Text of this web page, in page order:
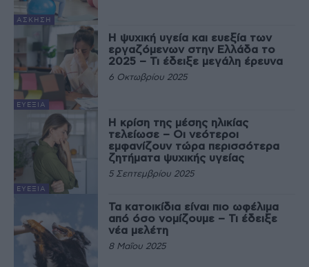
ΆΣΚΗΣΗ
ΕΥΕΞΊΑ
Η ψυχική υγεία και ευεξία των
εργαζόμενων στην Ελλάδα το
2025 – Τι έδειξε μεγάλη έρευνα
6 Οκτωβρίου 2025
ΕΥΕΞΊΑ
Η κρίση της μέσης ηλικίας
τελείωσε – Οι νεότεροι
εμφανίζουν τώρα περισσότερα
ζητήματα ψυχικής υγείας
5 Σεπτεμβρίου 2025
Τα κατοικίδια είναι πιο ωφέλιμα
από όσο νομίζουμε – Τι έδειξε
νέα μελέτη
8 Μαΐου 2025